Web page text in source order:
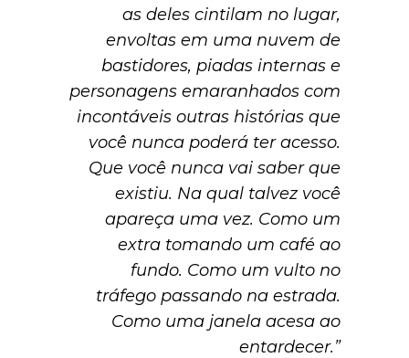
as deles cintilam no lugar,
envoltas em uma nuvem de
bastidores, piadas internas e
personagens emaranhados com
incontáveis outras histórias que
você nunca poderá ter acesso.
Que você nunca vai saber que
existiu. Na qual talvez você
apareça uma vez. Como um
extra tomando um café ao
fundo. Como um vulto no
tráfego passando na estrada.
Como uma janela acesa ao
entardecer.”